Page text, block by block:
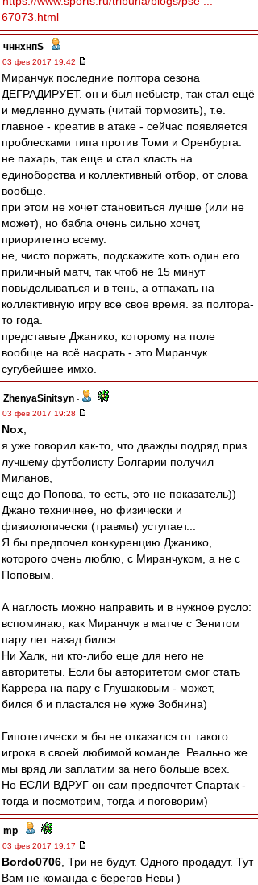
67073.html
чннхнпS -
03 фев 2017 19:42
Миранчук последние полтора сезона
ДЕГРАДИРУЕТ. он и был небыстр, так стал ещё
и медленно думать (читай тормозить), т.е.
главное - креатив в атаке - сейчас появляется
проблесками типа против Томи и Оренбурга.
не пахарь, так еще и стал класть на
единоборства и коллективный отбор, от слова
вообще.
при этом не хочет становиться лучше (или не
может), но бабла очень сильно хочет,
приоритетно всему.
не, чисто поржать, подскажите хоть один его
приличный матч, так чтоб не 15 минут
повыделываться и в тень, а отпахать на
коллективную игру все свое время. за полтора-
то года.
представьте Джанико, которому на поле
вообще на всё насрать - это Миранчук.
сугубейшее имхо.
ZhenyaSinitsyn -
03 фев 2017 19:28
Nox
я уже говорил как-то, что дважды подряд приз
лучшему футболисту Болгарии получил
Миланов,
еще до Попова, то есть, это не показатель))
Джано техничнее, но физически и
физиологически (травмы) уступает...
Я бы предпочел конкуренцию Джанико,
которого очень люблю, с Миранчуком, а не с
Поповым.
А наглость можно направить и в нужное русло:
вспоминаю, как Миранчук в матче с Зенитом
пару лет назад бился.
Ни Халк, ни кто-либо еще для него не
авторитеты. Если бы авторитетом смог стать
Каррера на пару с Глушаковым - может,
бился б и пластался не хуже Зобнина)
Гипотетически я бы не отказался от такого
игрока в своей любимой команде. Реально же
мы вряд ли заплатим за него больше всех.
Но ЕСЛИ ВДРУГ он сам предпочтет Спартак -
тогда и посмотрим, тогда и поговорим)
mp -
03 фев 2017 19:17
Bordo0706 , Три не будут. Одного продадут. Тут
Вам не команда с берегов Невы )